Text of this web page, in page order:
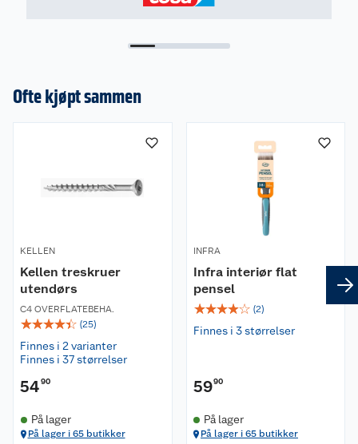
overflater i et bredt temperaturspekter.
hvor en sterk og effektiv tape vil være nødvendig.
opplev fordelene ved en pålitelig tape som gir
Mål: bredde 50 mm, lengde 33 meter.
Ofte kjøpt sammen
KELLEN
Kellen treskruer
utendørs
C4 OVERFLATEBEHA.
☆☆☆☆☆ (25)
Finnes i 2 varianter
Finnes i 37 størrelser
5490
På lager
På lager i 65 butikker
INFRA
Infra interiør flat
pensel
☆☆☆☆☆ (2)
Finnes i 3 størrelser
5990
På lager
På lager i 65 butikker